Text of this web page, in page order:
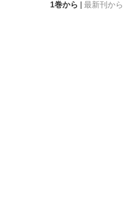
1巻から 最新刊から